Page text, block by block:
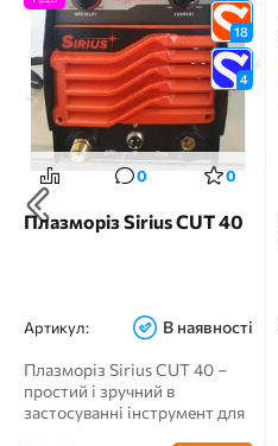
18
4
0 0
Плазморіз Sirius CUT 40
Артикул: В наявності
Плазморіз Sirius CUT 40 –
простий і зручний в
застосуванні інструмент для